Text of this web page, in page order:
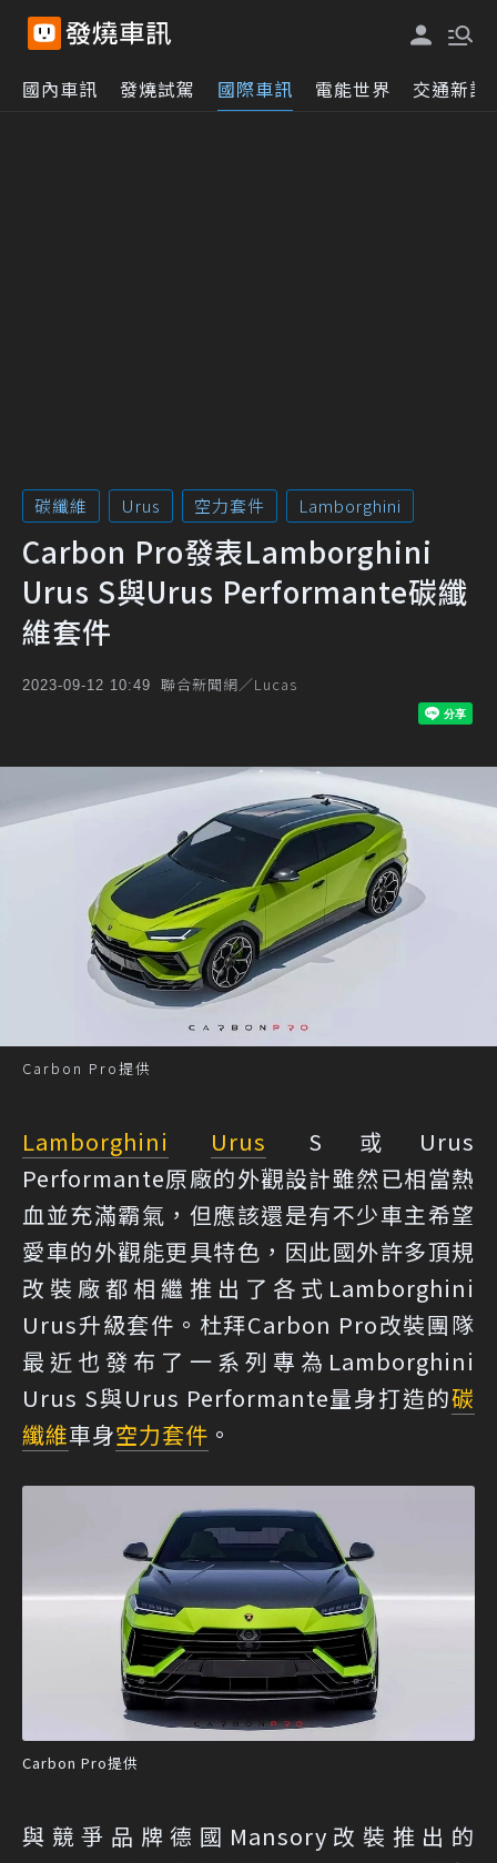
國內車訊 發燒試駕 國際車訊 電能世界 交通新訊
碳纖維 Urus 空力套件 Lamborghini
Carbon Pro發表Lamborghini
Urus S與Urus Performante碳纖
維套件
2023-09-12 10:49 聯合新聞網／Lucas
Carbon Pro提供
Lamborghini Urus S或Urus
Performante原廠的外觀設計雖然已相當熱
血並充滿霸氣，但應該還是有不少車主希望
愛車的外觀能更具特色，因此國外許多頂規
改裝廠都相繼推出了各式Lamborghini
Urus升級套件。杜拜Carbon Pro改裝團隊
最近也發布了一系列專為Lamborghini
Urus S與Urus Performante量身打造的碳
纖維車身空力套件 。
Carbon Pro提供
與競爭品牌德國Mansory改裝推出的